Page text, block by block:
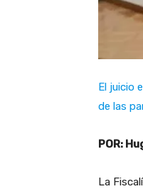
El juicio
de las
POR:
La